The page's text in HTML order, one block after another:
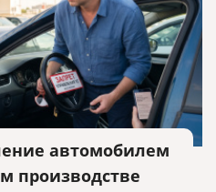
автомобилем
производстве